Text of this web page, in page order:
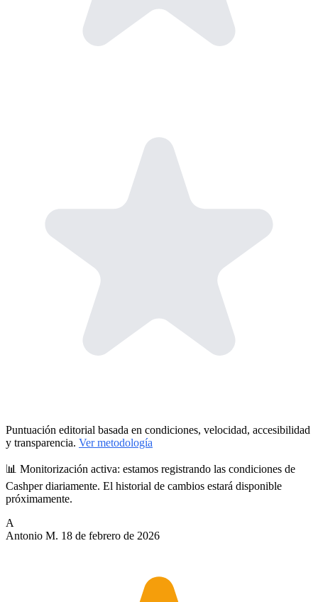
Puntuación editorial basada en condiciones, velocidad, accesibilidad
y transparencia. Ver metodología
📊 Monitorización activa: estamos registrando las condiciones de
Cashper diariamente. El historial de cambios estará disponible
próximamente.
A
Antonio M. 18 de febrero de 2026